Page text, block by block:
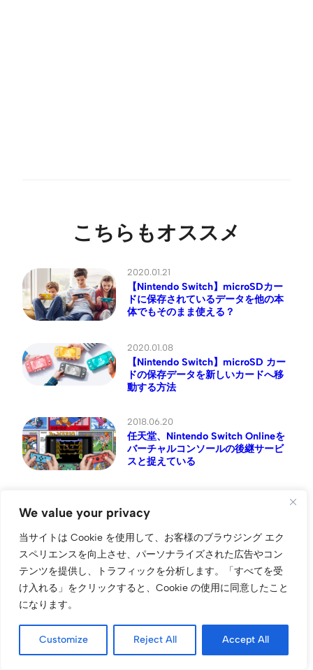
We value your privacy
当サイトは Cookie を使用して、お客様のブラウジング エク
スペリエンスを向上させ、パーソナライズされた広告やコン
テンツを提供し、トラフィックを分析します。
「すべてを受
け入れる」をクリックすると、Cookie の使用に同意したこと
になります。
Customize Reject All Accept All
こちらもオススメ
2020.01.21
【Nintendo Switch】microSDカー
ドに保存されているデータを他の本
体でもそのまま使える？
2020.01.08
【Nintendo Switch】microSD カー
ドの保存データを新しいカードへ移
動する方法
2018.06.20
任天堂、Nintendo Switch Onlineを
バーチャルコンソールの後継サービ
スと捉えている
【比較】Nintendo Switchソフトの
起動はどれが最も高速？「ゲームカ
ード (パッケージ版)」vs「本体内蔵
メモリ」vs「microSD」
2018.02.26
「アクセスできませんでした」エラ
ーが表示されるときの対処方法